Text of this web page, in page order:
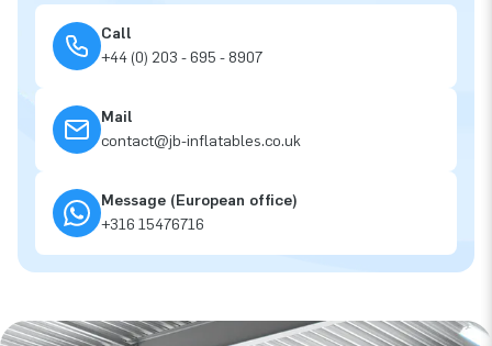
Call
+44 (0) 203 - 695 - 8907
Mail
contact@jb-inflatables.co.uk
Message (European office)
+316 15476716